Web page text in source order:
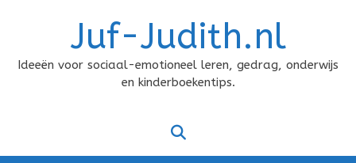
Juf-Judith.nl
Ideeën voor sociaal-emotioneel leren, gedrag, onderwijs
en kinderboekentips.